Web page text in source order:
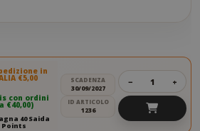
in
€5,00
con ordini
€40,00)
40 Saida
Points
SCADENZA
30/09/2027
ID ARTICOLO
1236
− +